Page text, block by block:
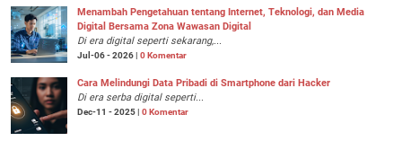
Menambah Pengetahuan tentang Internet, Teknologi, dan Media
Digital Bersama Zona Wawasan Digital
Di era digital seperti sekarang,...
Jul-06 - 2026 | 0 Komentar
Cara Melindungi Data Pribadi di Smartphone dari Hacker
Di era serba digital seperti...
Dec-11 - 2025 | 0 Komentar